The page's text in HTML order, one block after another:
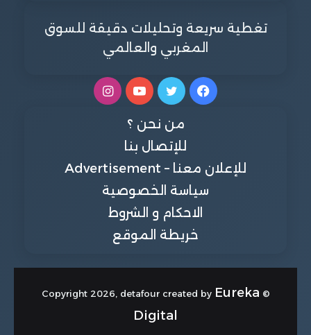
تغطية سريعة وتحليلات دقيقة للسوق
المغربي والعالمي
فيسبوكتويتر يوتيوبانستقرام
من نحن ؟
للإتصال بنا
للإعلان معنا – Advertisement
سياسة الخصوصية
الاحكام و الشروط
خريطة الموقع
© Copyright 2026, detafour created by
Eureka
Digital